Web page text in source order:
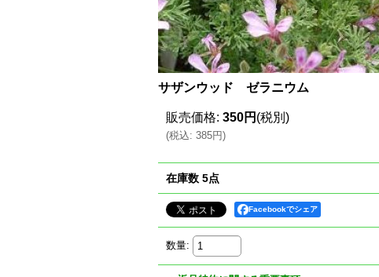
サザンウッド ゼラニウム
販売価格: 350円 (税別)
(税込: 385円)
在庫数 5点
Facebookでシェア
数量: